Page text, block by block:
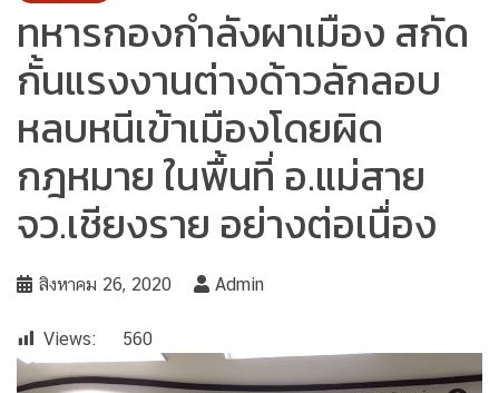
ทหารกองกำลังผาเมือง สกัด
กั้นแรงงานต่างด้าวลักลอบ
หลบหนีเข้าเมืองโดยผิด
กฎหมาย ในพื้นที่ อ.แม่สาย
จว.เชียงราย อย่างต่อเนื่อง
สิงหาคม 26, 2020 Admin
Views: 560